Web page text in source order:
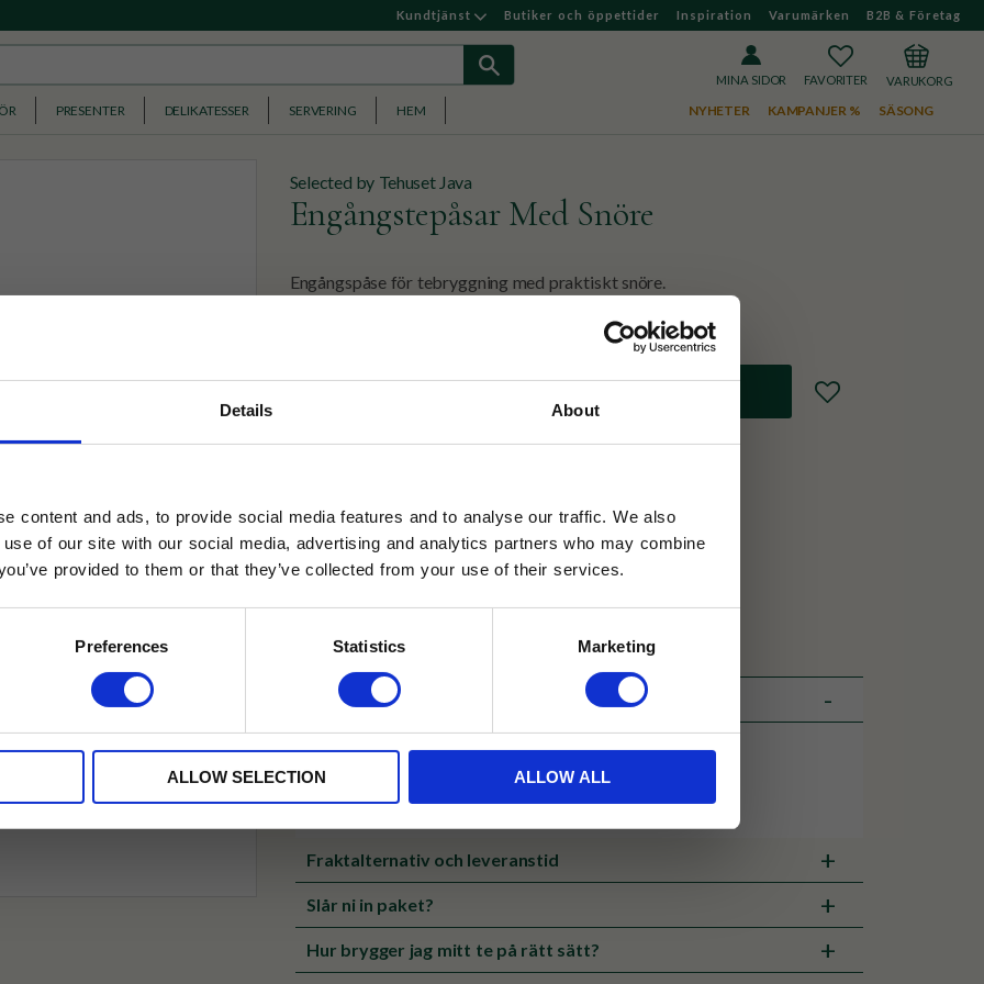
Details About
content and ads, to provide social media features and to analyse our traffic. We also
of our site with our social media, advertising and analytics partners who may combine
provided to them or that they’ve collected from your use of their services.
Preferences Statistics Marketing
ALLOW SELECTION ALLOW ALL
Kundtjänst Butiker och öppettider Inspiration Varumärken B2B & Företag
MINA SIDOR
FAVORITERKUNDVAGN
PRESENTER DELIKATESSER SERVERING HEM NYHETER KAMPANJER % SÄSONG
Selected by Tehuset Java
Engångstepåsar Med Snöre
Engångspåse för tebryggning med praktiskt snöre.
Lägg till i favoriter
✓ Betala direkt eller inom 30 dagar
Produktinformation
50 st/förpackning
Komposterbar påse.
Fraktalternativ och leveranstid
Slår ni in paket?
Hur brygger jag mitt te på rätt sätt?
Läs mer
Rabatten fungerar endast
med andra erbjudanden.